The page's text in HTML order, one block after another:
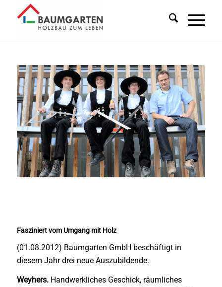
Fasziniert vom Umgang mit Holz
(01.08.2012) Baumgarten GmbH beschäftigt in
diesem Jahr drei neue Auszubildende.
Weyhers.Handwerkliches Geschick, räumliches